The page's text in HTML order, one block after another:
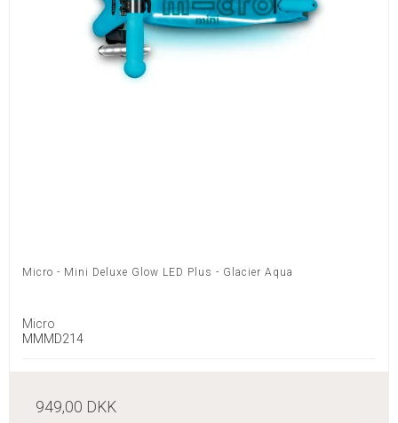
Micro - Mini Deluxe Glow LED Plus - Glacier Aqua
Micro
MMMD214
949,00 DKK